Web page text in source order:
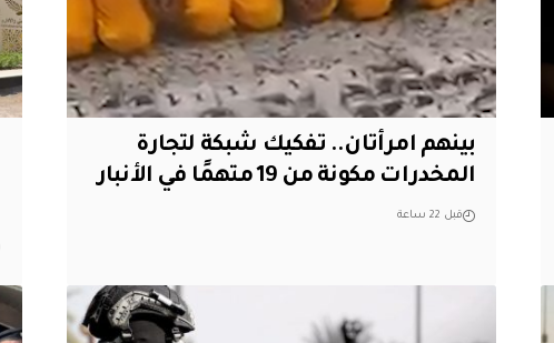
بينهم امرأتان.. تفكيك شبكة لتجارة
المخدرات مكونة من 19 متهمًا في الأنبار
قبل 22 ساعة